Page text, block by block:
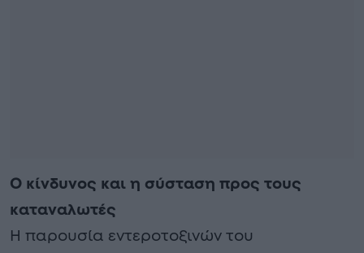
Ο κίνδυνος και η σύσταση προς τους
καταναλωτές
Η παρουσία εντεροτοξινών του